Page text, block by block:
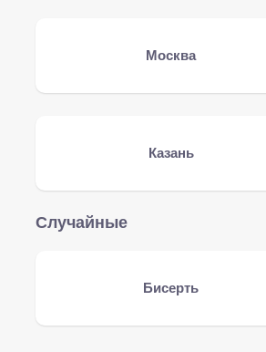
Москва
Казань
Случайные
Бисерть